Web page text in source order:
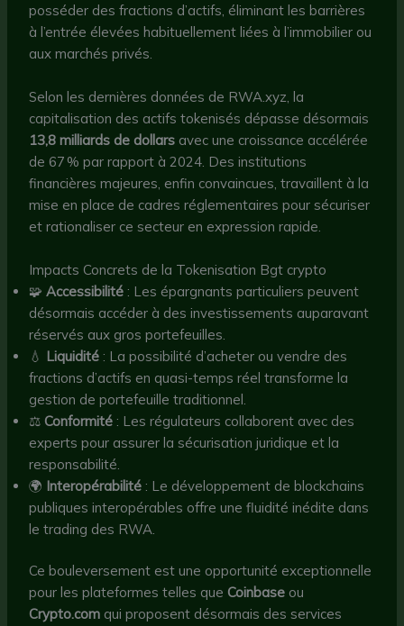
posséder des fractions d’actifs, éliminant les barrières
à l’entrée élevées habituellement liées à l’immobilier ou
aux marchés privés.
Selon les dernières données de RWA.xyz, la
capitalisation des actifs tokenisés dépasse désormais
13,8 milliards de dollars avec une croissance accélérée
de 67 % par rapport à 2024. Des institutions
financières majeures, enfin convaincues, travaillent à la
mise en place de cadres réglementaires pour sécuriser
et rationaliser ce secteur en expression rapide.
Impacts Concrets de la Tokenisation Bgt crypto
🧩Accessibilité : Les épargnants particuliers peuvent
désormais accéder à des investissements auparavant
réservés aux gros portefeuilles.
💧 Liquidité : La possibilité d’acheter ou vendre des
fractions d’actifs en quasi-temps réel transforme la
gestion de portefeuille traditionnel.
⚖️ Conformité : Les régulateurs collaborent avec des
experts pour assurer la sécurisation juridique et la
responsabilité.
🌍 Interopérabilité : Le développement de blockchains
publiques interopérables offre une fluidité inédite dans
le trading des RWA.
Ce bouleversement est une opportunité exceptionnelle
pour les plateformes telles que Coinbase ou
Crypto.com qui proposent désormais des services